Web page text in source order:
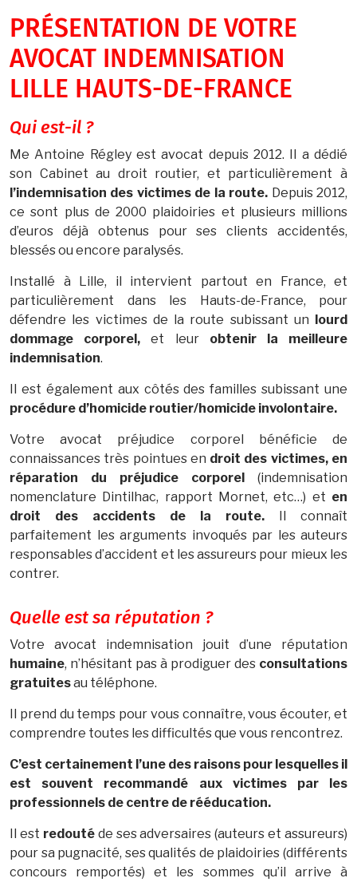
PRÉSENTATION DE VOTRE
AVOCAT INDEMNISATION
LILLE HAUTS-DE-FRANCE
Qui est-il ?
Me Antoine Régley est avocat depuis 2012. Il a dédié
son Cabinet au droit routier, et particulièrement à
l’indemnisation des victimes de la route. Depuis 2012,
ce sont plus de 2000 plaidoiries et plusieurs millions
d’euros déjà obtenus pour ses clients accidentés,
blessés ou encore paralysés.
Installé à Lille, il intervient partout en France, et
particulièrement dans les Hauts-de-France, pour
défendre les victimes de la route subissant un lourd
dommage corporel, et leur obtenir la meilleure
indemnisation.
Il est également aux côtés des familles subissant une
procédure d’homicide routier/homicide involontaire.
Votre avocat préjudice corporel bénéficie de
connaissances très pointues en droit des victimes, en
réparation du préjudice corporel (indemnisation
nomenclature Dintilhac, rapport Mornet, etc…) et en
droit des accidents de la route. Il connaît
parfaitement les arguments invoqués par les auteurs
responsables d’accident et les assureurs pour mieux les
contrer.
​Quelle est sa réputation ?
Votre avocat indemnisation jouit d’une réputation
humaine, n’hésitant pas à prodiguer des consultations
gratuitesau téléphone.
Il prend du temps pour vous connaître, vous écouter, et
comprendre toutes les difficultés que vous rencontrez.
C’est certainement l’une des raisons pour lesquelles il
est souvent recommandé aux victimes par les
professionnels de centre de rééducation.
Il est redoutéde ses adversaires (auteurs et assureurs)
pour sa pugnacité, ses qualités de plaidoiries (différents
concours remportés) et les sommes qu’il arrive à